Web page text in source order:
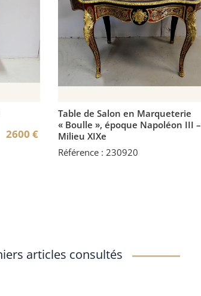
2600€
Table de Salon en Marqueterie
« Boulle », époque Napoléon III –
Milieu XIXe
Référence : 230920
articles consultés